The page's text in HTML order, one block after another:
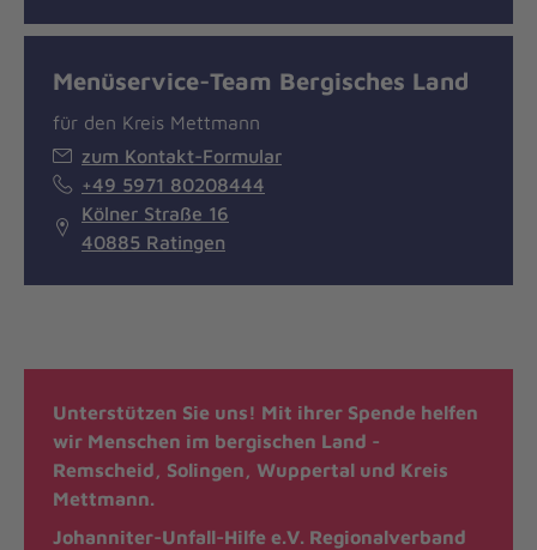
Menüservice-Team Bergisches Land
für den Kreis Mettmann
zum Kontakt-Formular
+49 5971 80208444
Kölner Straße 16
40885 Ratingen
Unterstützen Sie uns! Mit ihrer Spende helfen
wir Menschen im bergischen Land -
Remscheid, Solingen, Wuppertal und Kreis
Mettmann.
Johanniter-Unfall-Hilfe e.V. Regionalverband